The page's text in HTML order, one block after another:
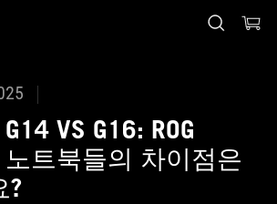
G14 VS G16: ROG
노트북들의 차이점은
?